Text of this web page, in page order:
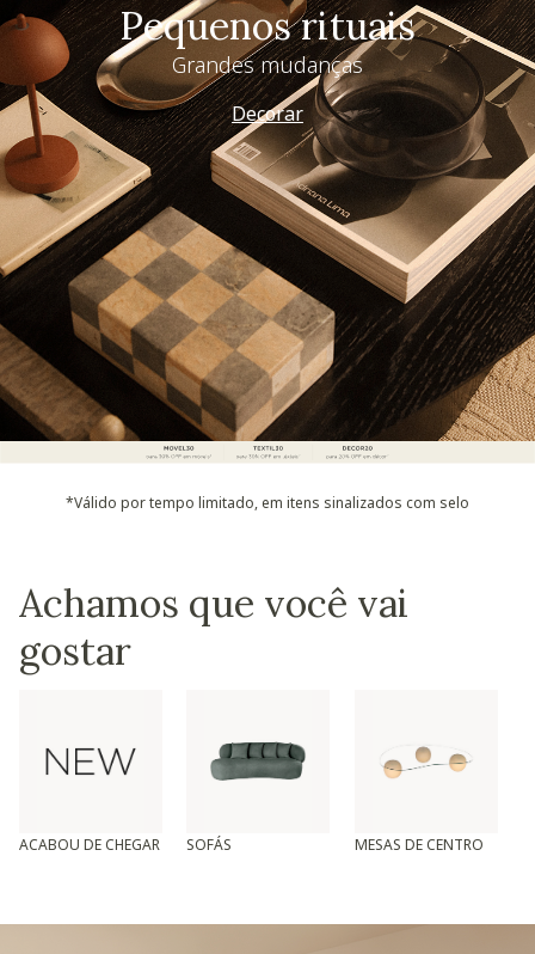
Pequenos rituais
Grandes mudanças
Decorar
*Válido por tempo limitado, em itens sinalizados com selo
Achamos que você vai
gostar
ACABOU DE CHEGAR SOFÁS MESAS DE CENTRO